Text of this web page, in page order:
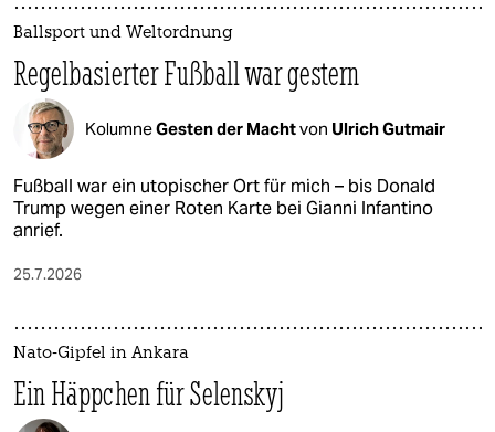
Ballsport und Weltordnung
Regelbasierter Fußball war gestern
KolumneGesten der Machtvon Ulrich Gutmair
Fußball war ein utopischer Ort für mich – bis Donald
Trump wegen einer Roten Karte bei Gianni Infantino
anrief.
25.7.2026
Nato-Gipfel in Ankara
Ein Häppchen für Selenskyj